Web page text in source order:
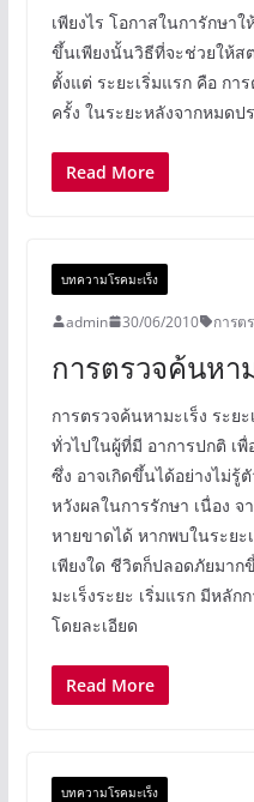
เพียงไร โอกาสในการักษา
ขึ้นเพียงนั้นวิธีที่จะช่วยให้ส
ตั้งแต่ ระยะเริ่มแรก คือ กา
ครั้ง ในระยะหลังจากหมด
Read More
บทความโรคมะเร็ง
admin 30/06/2010 การต
การตรวจค้นหา
การตรวจค้นหามะเร็ง ระย
ทั่วไปในผู้ที่มี อาการปกติ เ
ซึ่ง อาจเกิดขึ้นได้อย่างไม่รู้
หวังผลในการรักษา เนื่อง จ
หายขาดได้ หากพบในระยะ
เพียงใด ชีวิตก็ปลอดภัยมา
มะเร็งระยะ เริ่มแรก มีหลั
โดยละเอียด
Read More
บทความโรคมะเร็ง